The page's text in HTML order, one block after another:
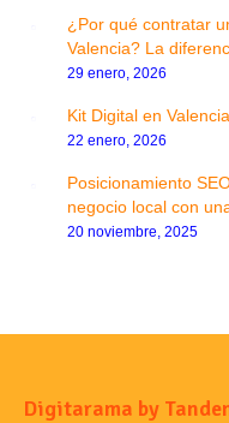
¿Por qué contratar
Valencia? La
29 enero, 2026
Kit Digital en
22 enero, 2026
Posicionamiento
negocio local con
20 noviembre, 2025
Digitarama by